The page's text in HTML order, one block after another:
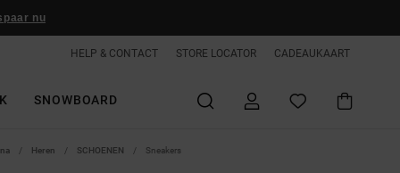
nu
HELP & CONTACT STORE LOCATOR CADEAUKAART
SNOWBOARD
Heren SCHOENEN Sneakers